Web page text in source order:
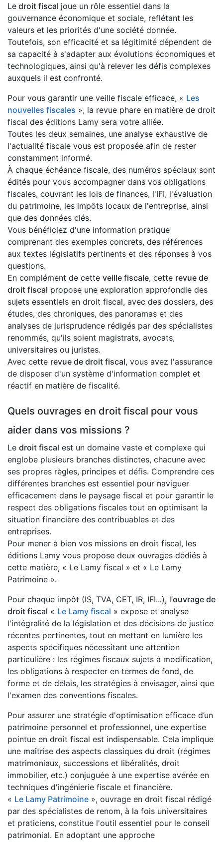
Le droit fiscal joue un rôle essentiel dans la
gouvernance économique et sociale, reflétant les
valeurs et les priorités d'une société donnée.
Toutefois, son efficacité et sa légitimité dépendent de
sa capacité à s'adapter aux évolutions économiques et
technologiques, ainsi qu'à relever les défis complexes
auxquels il est confronté.
Pour vous garantir une veille fiscale efficace, « Les
nouvelles fiscales », la revue phare en matière de droit
fiscal des éditions Lamy sera votre alliée.
Toutes les deux semaines, une analyse exhaustive de
l'actualité fiscale vous est proposée afin de rester
constamment informé.
À chaque échéance fiscale, des numéros spéciaux sont
édités pour vous accompagner dans vos obligations
fiscales, couvrant les lois de finances, l'IFI, l'évaluation
du patrimoine, les impôts locaux de l'entreprise, ainsi
que des données clés.
Vous bénéficiez d'une information pratique
comprenant des exemples concrets, des références
aux textes législatifs pertinents et des réponses à vos
questions.
En complément de cette veille fiscale, cette revue de
droit fiscal propose une exploration approfondie des
sujets essentiels en droit fiscal, avec des dossiers, des
études, des chroniques, des panoramas et des
analyses de jurisprudence rédigés par des spécialistes
renommés, qu'ils soient magistrats, avocats,
universitaires ou juristes.
Avec cette revue de droit fiscal, vous avez l'assurance
de disposer d'un système d'information complet et
réactif en matière de fiscalité.
Quels ouvrages en droit fiscal pour vous
aider dans vos missions ?
Le droit fiscal est un domaine vaste et complexe qui
englobe plusieurs branches distinctes, chacune avec
ses propres règles, principes et défis. Comprendre ces
différentes branches est essentiel pour naviguer
efficacement dans le paysage fiscal et pour garantir le
respect des obligations fiscales tout en optimisant la
situation financière des contribuables et des
entreprises.
Pour mener à bien vos missions en droit fiscal, les
éditions Lamy vous propose deux ouvrages dédiés à
cette matière, « Le Lamy fiscal » et « Le Lamy
Patrimoine ».
Pour chaque impôt (IS, TVA, CET, IR, IFI...), l’ouvrage de
droit fiscal « Le Lamy fiscal » expose et analyse
l'intégralité de la législation et des décisions de justice
récentes pertinentes, tout en mettant en lumière les
aspects spécifiques nécessitant une attention
particulière : les régimes fiscaux sujets à modification,
les obligations à respecter en termes de fond, de
forme et de délais, les stratégies à envisager, ainsi que
l'examen des conventions fiscales.
Pour assurer une stratégie d'optimisation efficace d’un
patrimoine personnel et professionnel, une expertise
pointue en droit fiscal est indispensable. Cela implique
une maîtrise des aspects classiques du droit (régimes
matrimoniaux, successions et libéralités, droit
immobilier, etc.) conjuguée à une expertise avérée en
techniques d'ingénierie fiscale et financière.
« Le Lamy Patrimoine », ouvrage en droit fiscal rédigé
par des spécialistes de renom, à la fois universitaires
et praticiens, constitue l'outil essentiel pour le conseil
patrimonial. En adoptant une approche